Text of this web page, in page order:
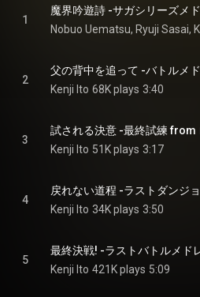
1
2
Kenji Ito 68K plays 3:40
3
Kenji Ito 51K plays 3:17
4
Kenji Ito 34K plays 3:50
5
Kenji Ito 421K plays 5:09